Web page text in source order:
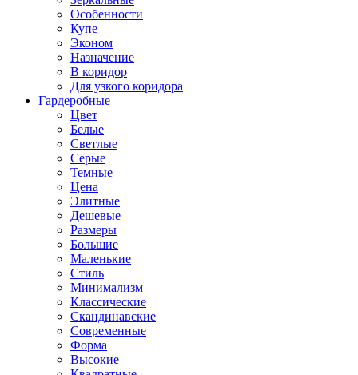
Особенности
Купе
Эконом
Назначение
В коридор
Для узкого коридора
Гардеробные
Цвет
Белые
Светлые
Серые
Темные
Цена
Элитные
Дешевые
Размеры
Большие
Маленькие
Стиль
Минимализм
Классические
Скандинавские
Современные
Форма
Высокие